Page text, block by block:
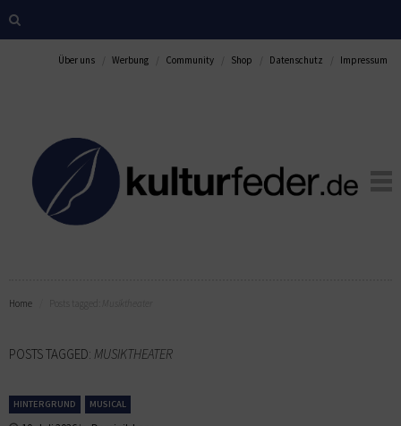
Über uns Werbung Community Shop Datenschutz Impressum
Home
POSTS TAGGED: MUSIKTHEATER
HINTERGRUND MUSICAL